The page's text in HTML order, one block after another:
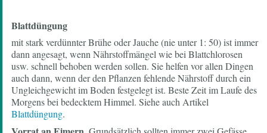
Blattdüngung
mit stark verdünnter Brühe oder Jauche (nie unter 1: 50) ist immer
dann angesagt, wenn Nährstoffmängel wie bei Blattchlorosen
usw. schnell behoben werden sollen. Sie helfen vor allen Dingen
auch dann, wenn der den Pflanzen fehlende Nährstoff durch ein
Ungleichgewicht im Boden festgelegt ist. Beste Zeit im Laufe des
Morgens bei bedecktem Himmel. Siehe auch Artikel
Blattdüngung.